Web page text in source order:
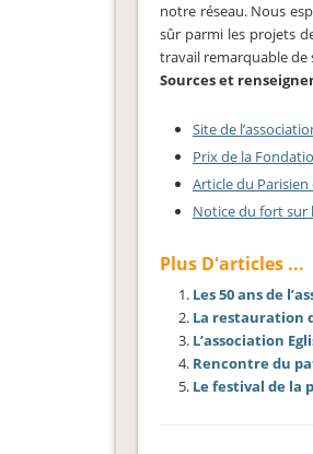
notre réseau. Nous
sûr parmi les projets
travail remarquable de
Sources et
Site de
Prix de la
Article du
Notice du fort sur
Plus D'articles ...
Les 50 ans de
La restauration
L’association
Rencontre du
Le festival de la